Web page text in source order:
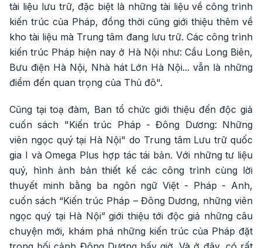
tài liệu lưu trữ, đặc biệt là những tài liệu về công trình
kiến trúc của Pháp, đồng thời cũng giới thiệu thêm về
kho tài liệu mà Trung tâm đang lưu trữ. Các công trình
kiến trúc Pháp hiện nay ở Hà Nội như: Cầu Long Biên,
Bưu điện Hà Nội, Nhà hát Lớn Hà Nội... vẫn là những
điểm đến quan trọng của Thủ đô".
Cũng tại toạ đàm, Ban tổ chức giới thiệu đến độc giả
cuốn sách "Kiến trúc Pháp - Đông Dương: Những
viên ngọc quý tại Hà Nội" do Trung tâm Lưu trữ quốc
gia I và Omega Plus hợp tác tái bản. Với những tư liệu
quý, hình ảnh bản thiết kế các công trình cùng lời
thuyết minh bằng ba ngôn ngữ Việt - Pháp - Anh,
cuốn sách “Kiến trúc Pháp – Đông Dương, những viên
ngọc quý tại Hà Nội” giới thiệu tới độc giả những câu
chuyện mới, khám phá những kiến trúc của Pháp đặt